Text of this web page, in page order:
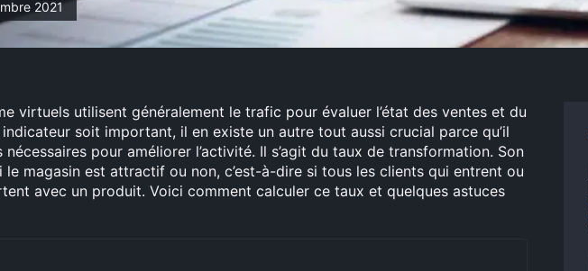
2021
virtuels utilisent généralement le trafic pour évaluer l’état des ventes et du
soit important, il en existe un autre tout aussi crucial parce qu’il
pour améliorer l’activité. Il s’agit du taux de transformation. Son
magasin est attractif ou non, c’est-à-dire si tous les clients qui entrent ou
avec un produit. Voici comment calculer ce taux et quelques astuces